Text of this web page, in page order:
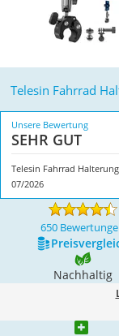
Telesin Fahrrad
Unsere Bewertung
SEHR GUT
Telesin Fahrrad Halterung
07/2026
650
Nachhaltig